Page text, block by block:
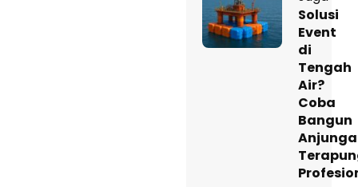
Solusi
Event
di
Tengah
Air?
Coba
Bangun